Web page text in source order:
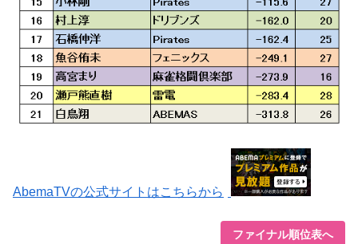
AbemaTVの公式サイトはこちらから
ファイナル順位表へ